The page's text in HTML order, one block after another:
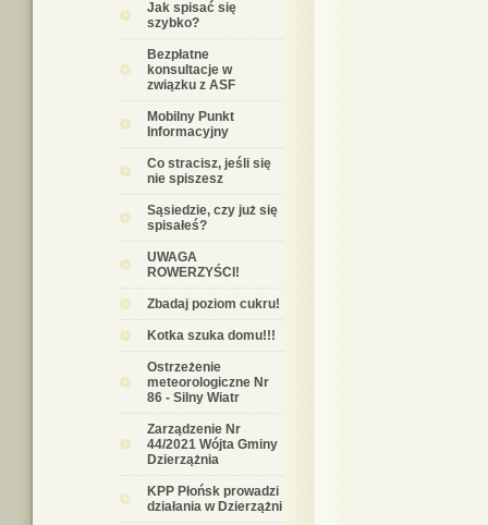
Jak spisać się
szybko?
Bezpłatne
konsultacje w
związku z ASF
Mobilny Punkt
Informacyjny
Co stracisz, jeśli się
nie spiszesz
Sąsiedzie, czy już się
spisałeś?
UWAGA
ROWERZYŚCI!
Zbadaj poziom cukru!
Kotka szuka domu!!!
Ostrzeżenie
meteorologiczne Nr
86 - Silny Wiatr
Zarządzenie Nr
44/2021 Wójta Gminy
Dzierzążnia
KPP Płońsk prowadzi
działania w Dzierzążni